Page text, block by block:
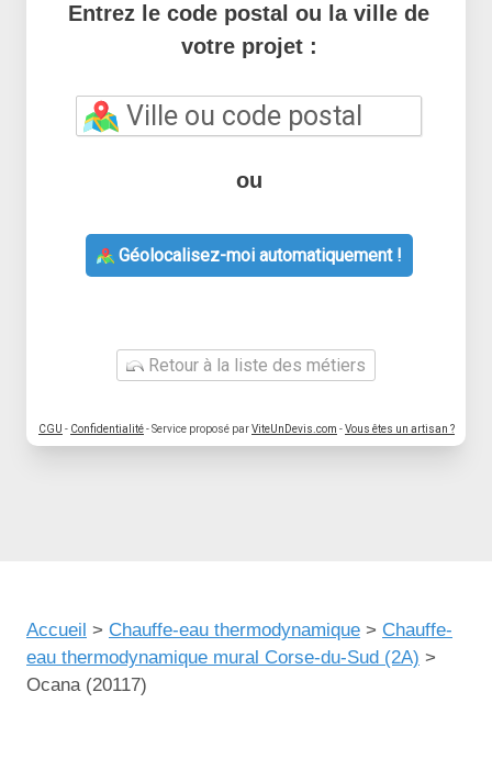
Entrez le code postal ou la ville de
votre projet :
ou
Géolocalisez-moi automatiquement !
Retour à la liste des métiers
CGU - Confidentialité- Service proposé parViteUnDevis.com -Vous êtes un artisan ?
Accueil > Chauffe-eau thermodynamique > Chauffe-
eau thermodynamique mural Corse-du-Sud (2A) >
Ocana (20117)